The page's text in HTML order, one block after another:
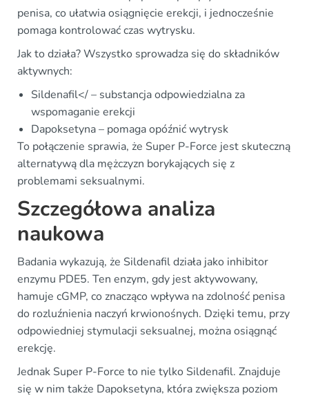
penisa, co ułatwia osiągnięcie erekcji, i jednocześnie
pomaga kontrolować czas wytrysku.
Jak to działa? Wszystko sprowadza się do składników
aktywnych:
Sildenafil</ – substancja odpowiedzialna za
wspomaganie erekcji
Dapoksetyna – pomaga opóźnić wytrysk
To połączenie sprawia, że Super P-Force jest skuteczną
alternatywą dla mężczyzn borykających się z
problemami seksualnymi.
Szczegółowa analiza
naukowa
Badania wykazują, że Sildenafil działa jako inhibitor
enzymu PDE5. Ten enzym, gdy jest aktywowany,
hamuje cGMP, co znacząco wpływa na zdolność penisa
do rozluźnienia naczyń krwionośnych. Dzięki temu, przy
odpowiedniej stymulacji seksualnej, można osiągnąć
erekcję.
Jednak Super P-Force to nie tylko Sildenafil. Znajduje
się w nim także Dapoksetyna, która zwiększa poziom